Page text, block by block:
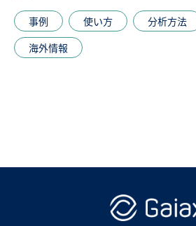
事例 使い方 分析方法
海外情報